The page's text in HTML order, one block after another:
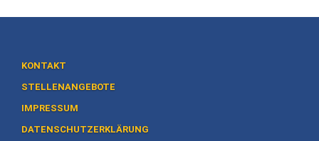
Schönstatt-
Preise
/
Veranstaltungen
KONTAKT
STELLENANGEBOTE
IMPRESSUM
DATENSCHUTZERKLÄRUNG